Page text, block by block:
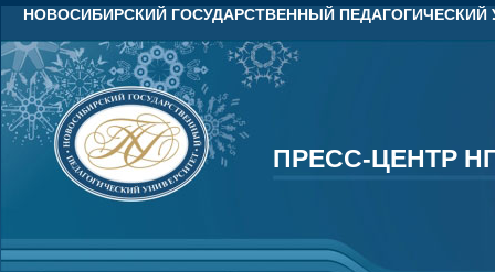
НОВОСИБИРСКИЙ ГОСУДАРСТВЕННЫЙ ПЕДАГОГИЧЕСКИЙ
ПРЕСС-ЦЕНТР
ПРЕСС-ЦЕНТР